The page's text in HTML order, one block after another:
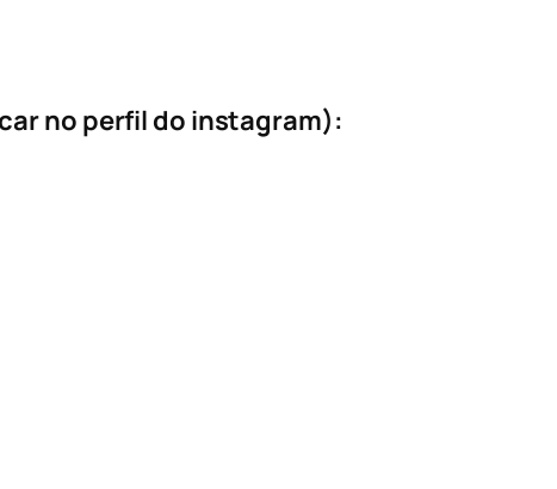
no perfil do instagram):